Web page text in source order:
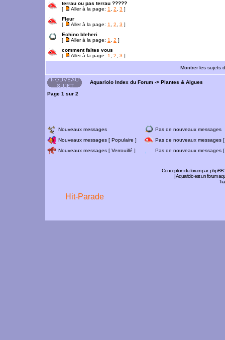
terrau ou pas terrau ?????
[
Aller à la page: 1 2 3 ]
Fleur
[
Aller à la page: 1 2 3 ]
Echino bleheri
[
Aller à la page: 1 2 ]
comment faites vous
[
Aller à la page: 1 2 3 ]
Montrer les sujets
Aquariolo Index du Forum -> Plantes & Algues
Page 1 sur 2
Nouveaux messages
Pas de nouveaux messages
Nouveaux messages [ Populaire ]
Pas de nouveaux messages
Nouveaux messages [ Verrouillé ]
Pas de nouveaux messages [
Conception du forum par:phpBB
| Aquariolo est un forum